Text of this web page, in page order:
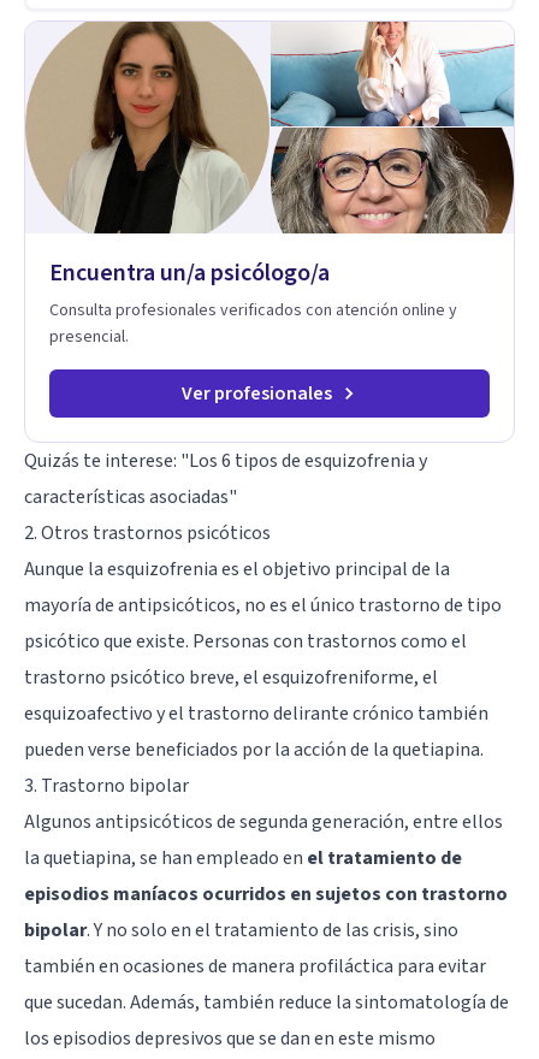
Encuentra un/a psicólogo/a
Consulta profesionales verificados con atención online y
presencial.
Ver profesionales
Quizás te interese: "Los 6 tipos de esquizofrenia y
características asociadas"
2. Otros trastornos psicóticos
Aunque la esquizofrenia es el objetivo principal de la
mayoría de antipsicóticos, no es el único trastorno de tipo
psicótico que existe. Personas con trastornos como el
trastorno psicótico breve, elesquizofreniforme, el
esquizoafectivoy el trastorno delirante crónico también
pueden verse beneficiados por la acción de la quetiapina.
3. Trastorno bipolar
Algunos antipsicóticos de segunda generación, entre ellos
la quetiapina, se han empleado en el tratamiento de
episodios maníacos ocurridos en sujetos con trastorno
bipolar. Y no solo en el tratamiento de las crisis, sino
también en ocasiones de manera profiláctica para evitar
que sucedan. Además, también reduce la sintomatología de
los episodios depresivos que se dan en este mismo